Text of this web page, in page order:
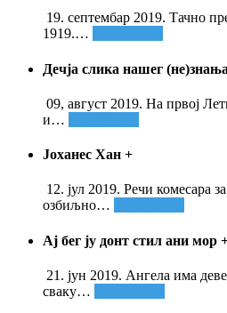
19. септембар 2019. Тачно
1919.…
Дечја слика нашег (не)знања
09, август 2019. На првој
и…
Јоханес Хан +
12. јул 2019. Речи комесара
озбиљно…
Ај бег ју донт стил ани мор
21. јун 2019. Ангела има
сваку…